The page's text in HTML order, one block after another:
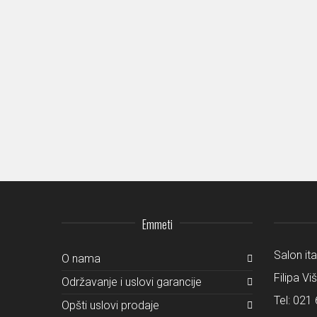
Emmeti
O nama
Održavanje i uslovi garancije
Opšti uslovi prodaje
Salon
Filipa
Tel: 021